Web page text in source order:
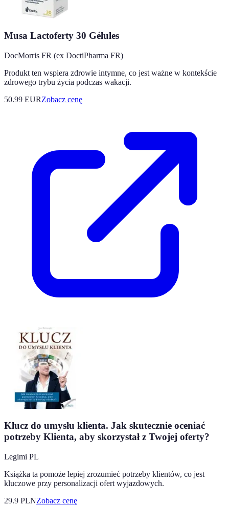
Musa Lactoferty 30 Gélules
DocMorris FR (ex DoctiPharma FR)
Produkt ten wspiera zdrowie intymne, co jest ważne w kontekście
zdrowego trybu życia podczas wakacji.
50.99 EURZobacz cenę
Klucz do umysłu klienta. Jak skutecznie oceniać
potrzeby Klienta, aby skorzystał z Twojej oferty?
Legimi PL
Książka ta pomoże lepiej zrozumieć potrzeby klientów, co jest
kluczowe przy personalizacji ofert wyjazdowych.
29.9 PLNZobacz cenę